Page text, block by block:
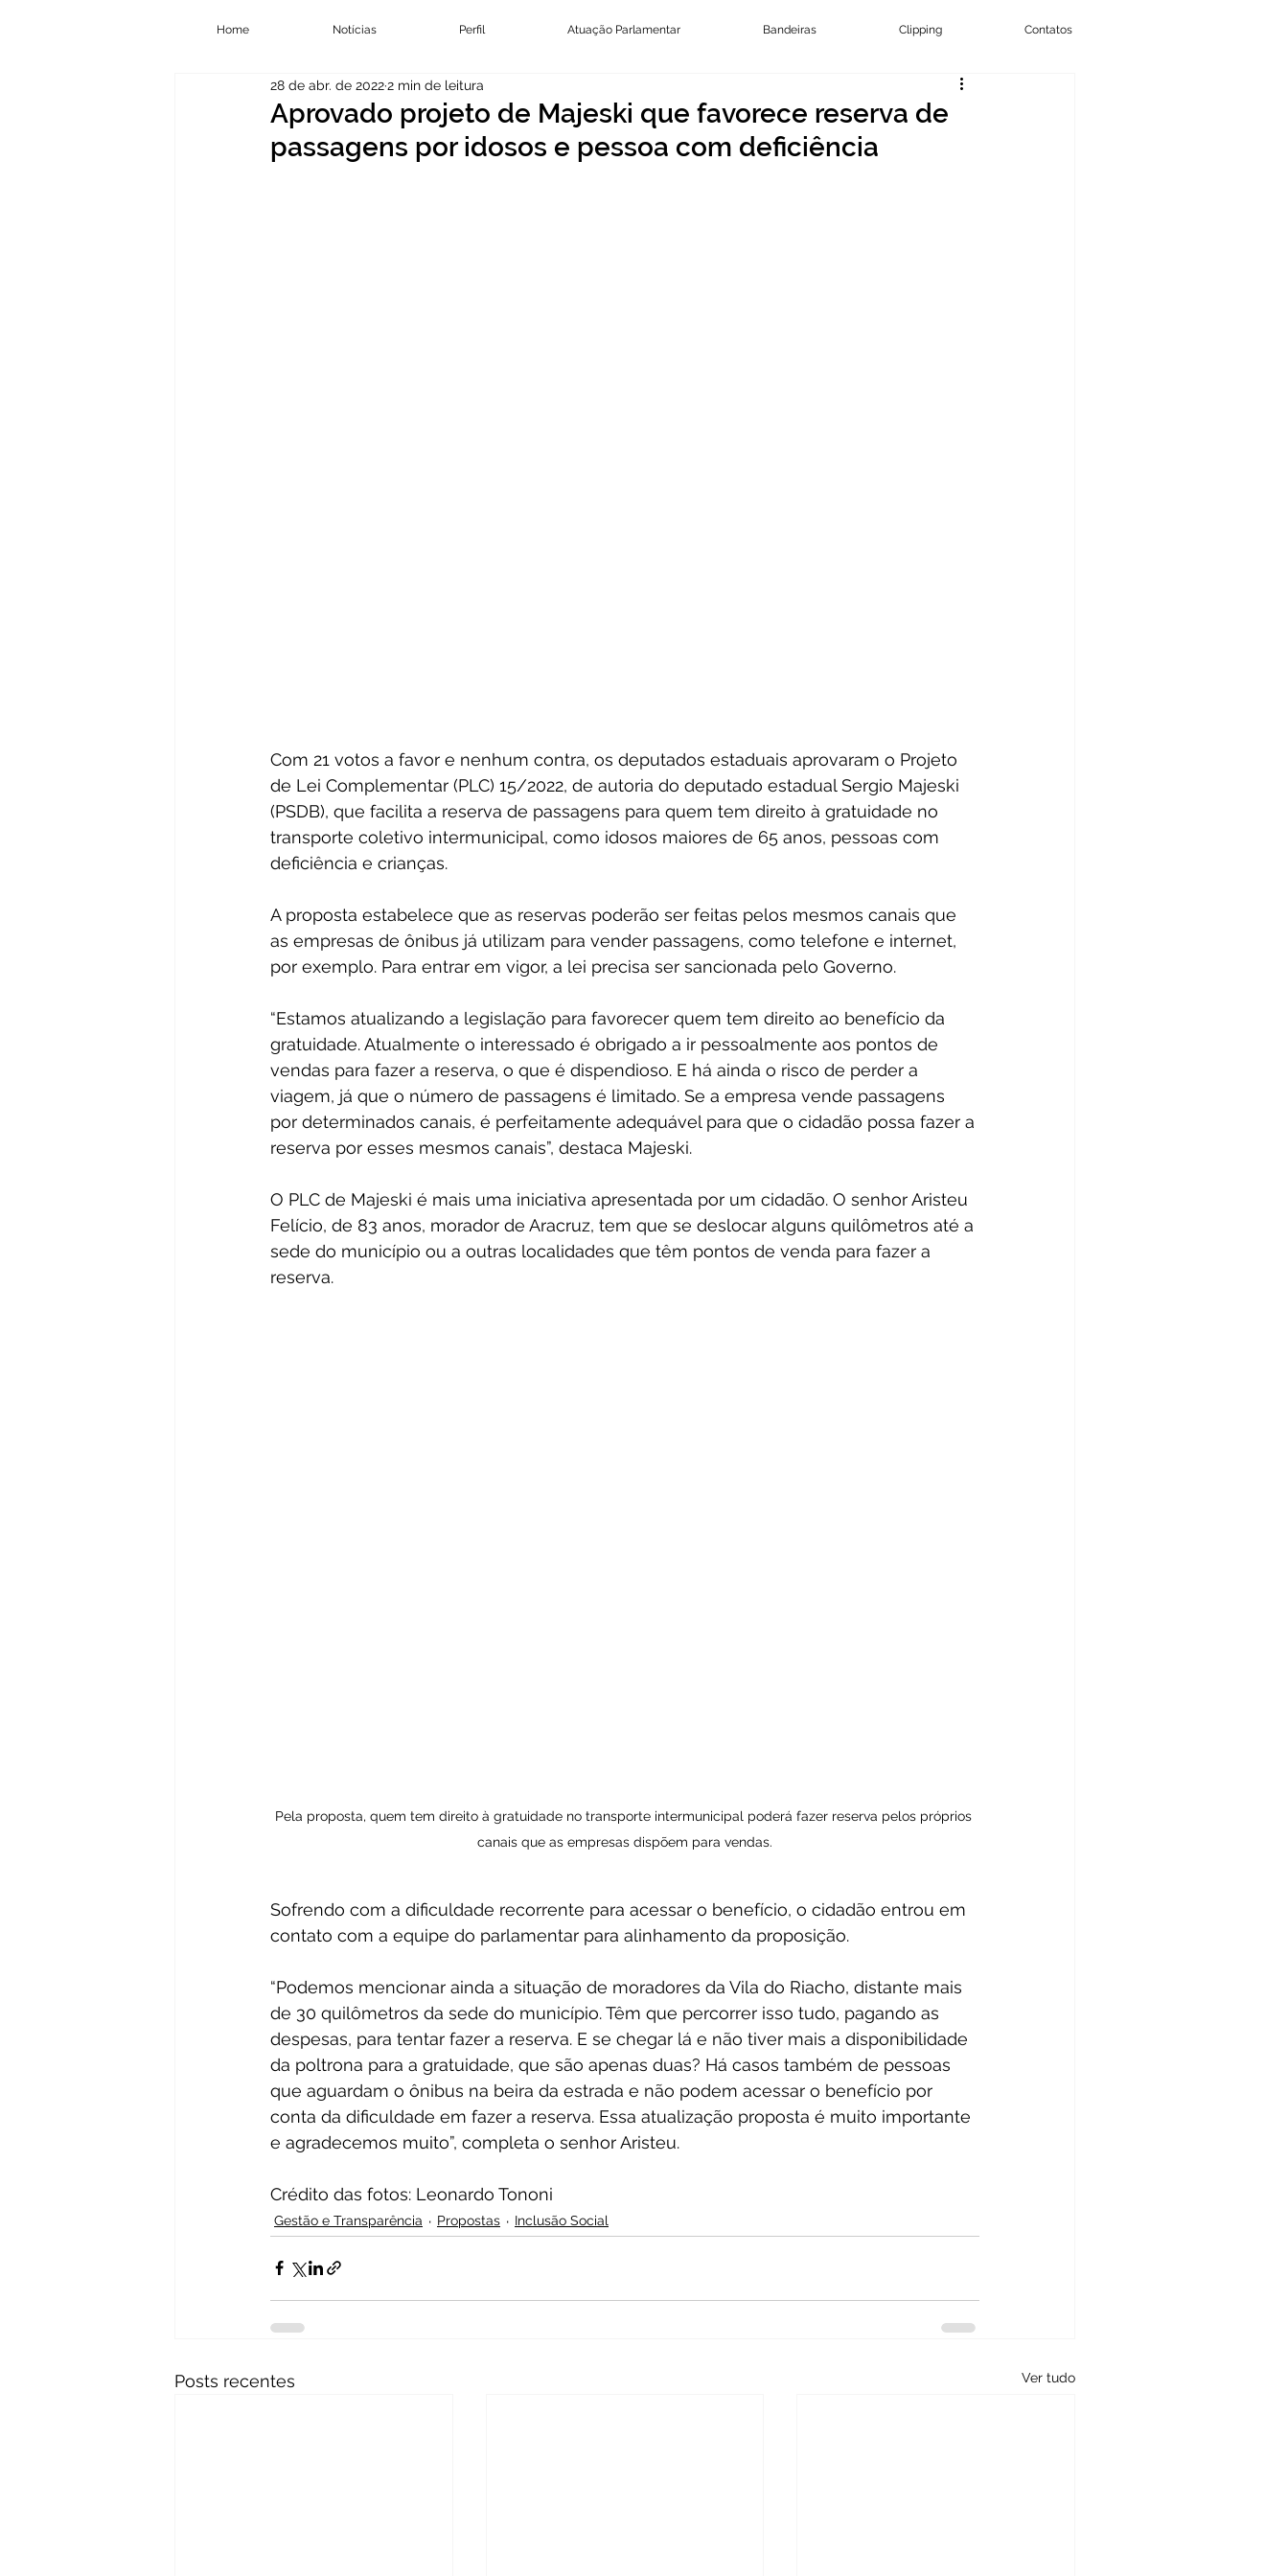
Home Notícias Perfil Atuação Parlamentar Bandeiras Clipping Contatos
Aprovado projeto de Majeski que favorece reserva de
passagens por idosos e pessoa com deficiência
28 de abr. de 20222 min de leitura
Com 21 votos a favor e nenhum contra, os deputados estaduais aprovaram o Projeto
de Lei Complementar (PLC) 15/2022, de autoria do deputado estadual Sergio Majeski
(PSDB), que facilita a reserva de passagens para quem tem direito à gratuidade no
transporte coletivo intermunicipal, como idosos maiores de 65 anos, pessoas com
deficiência e crianças.
A proposta estabelece que as reservas poderão ser feitas pelos mesmos canais que
as empresas de ônibus já utilizam para vender passagens, como telefone e internet,
por exemplo. Para entrar em vigor, a lei precisa ser sancionada pelo Governo.
“Estamos atualizando a legislação para favorecer quem tem direito ao benefício da
gratuidade. Atualmente o interessado é obrigado a ir pessoalmente aos pontos de
vendas para fazer a reserva, o que é dispendioso. E há ainda o risco de perder a
viagem, já que o número de passagens é limitado. Se a empresa vende passagens
por determinados canais, é perfeitamente adequável para que o cidadão possa fazer a
reserva por esses mesmos canais”, destaca Majeski.
O PLC de Majeski é mais uma iniciativa apresentada por um cidadão. O senhor Aristeu
Felício, de 83 anos, morador de Aracruz, tem que se deslocar alguns quilômetros até a
sede do município ou a outras localidades que têm pontos de venda para fazer a
reserva.
Pela proposta, quem tem direito à gratuidade no transporte intermunicipal poderá fazer reserva pelos próprios
canais que as empresas dispõem para vendas.
Sofrendo com a dificuldade recorrente para acessar o benefício, o cidadão entrou em
contato com a equipe do parlamentar para alinhamento da proposição.
“Podemos mencionar ainda a situação de moradores da Vila do Riacho, distante mais
de 30 quilômetros da sede do município. Têm que percorrer isso tudo, pagando as
despesas, para tentar fazer a reserva. E se chegar lá e não tiver mais a disponibilidade
da poltrona para a gratuidade, que são apenas duas? Há casos também de pessoas
que aguardam o ônibus na beira da estrada e não podem acessar o benefício por
conta da dificuldade em fazer a reserva. Essa atualização proposta é muito importante
e agradecemos muito”, completa o senhor Aristeu.
Crédito das fotos: Leonardo Tononi
Gestão e Transparência Propostas Inclusão Social
Posts recentes Ver tudo